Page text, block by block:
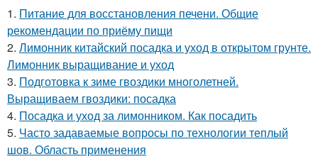
1. Питание для восстановления печени. Общие
рекомендации по приёму пищи
2. Лимонник китайский посадка и уход в открытом грунте.
Лимонник выращивание и уход
3. Подготовка к зиме гвоздики многолетней.
Выращиваем гвоздики: посадка
4. Посадка и уход за лимонником. Как посадить
5. Часто задаваемые вопросы по технологии теплый
шов. Область применения